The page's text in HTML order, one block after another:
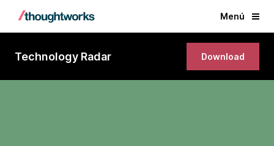
Menú
Technology Radar Download